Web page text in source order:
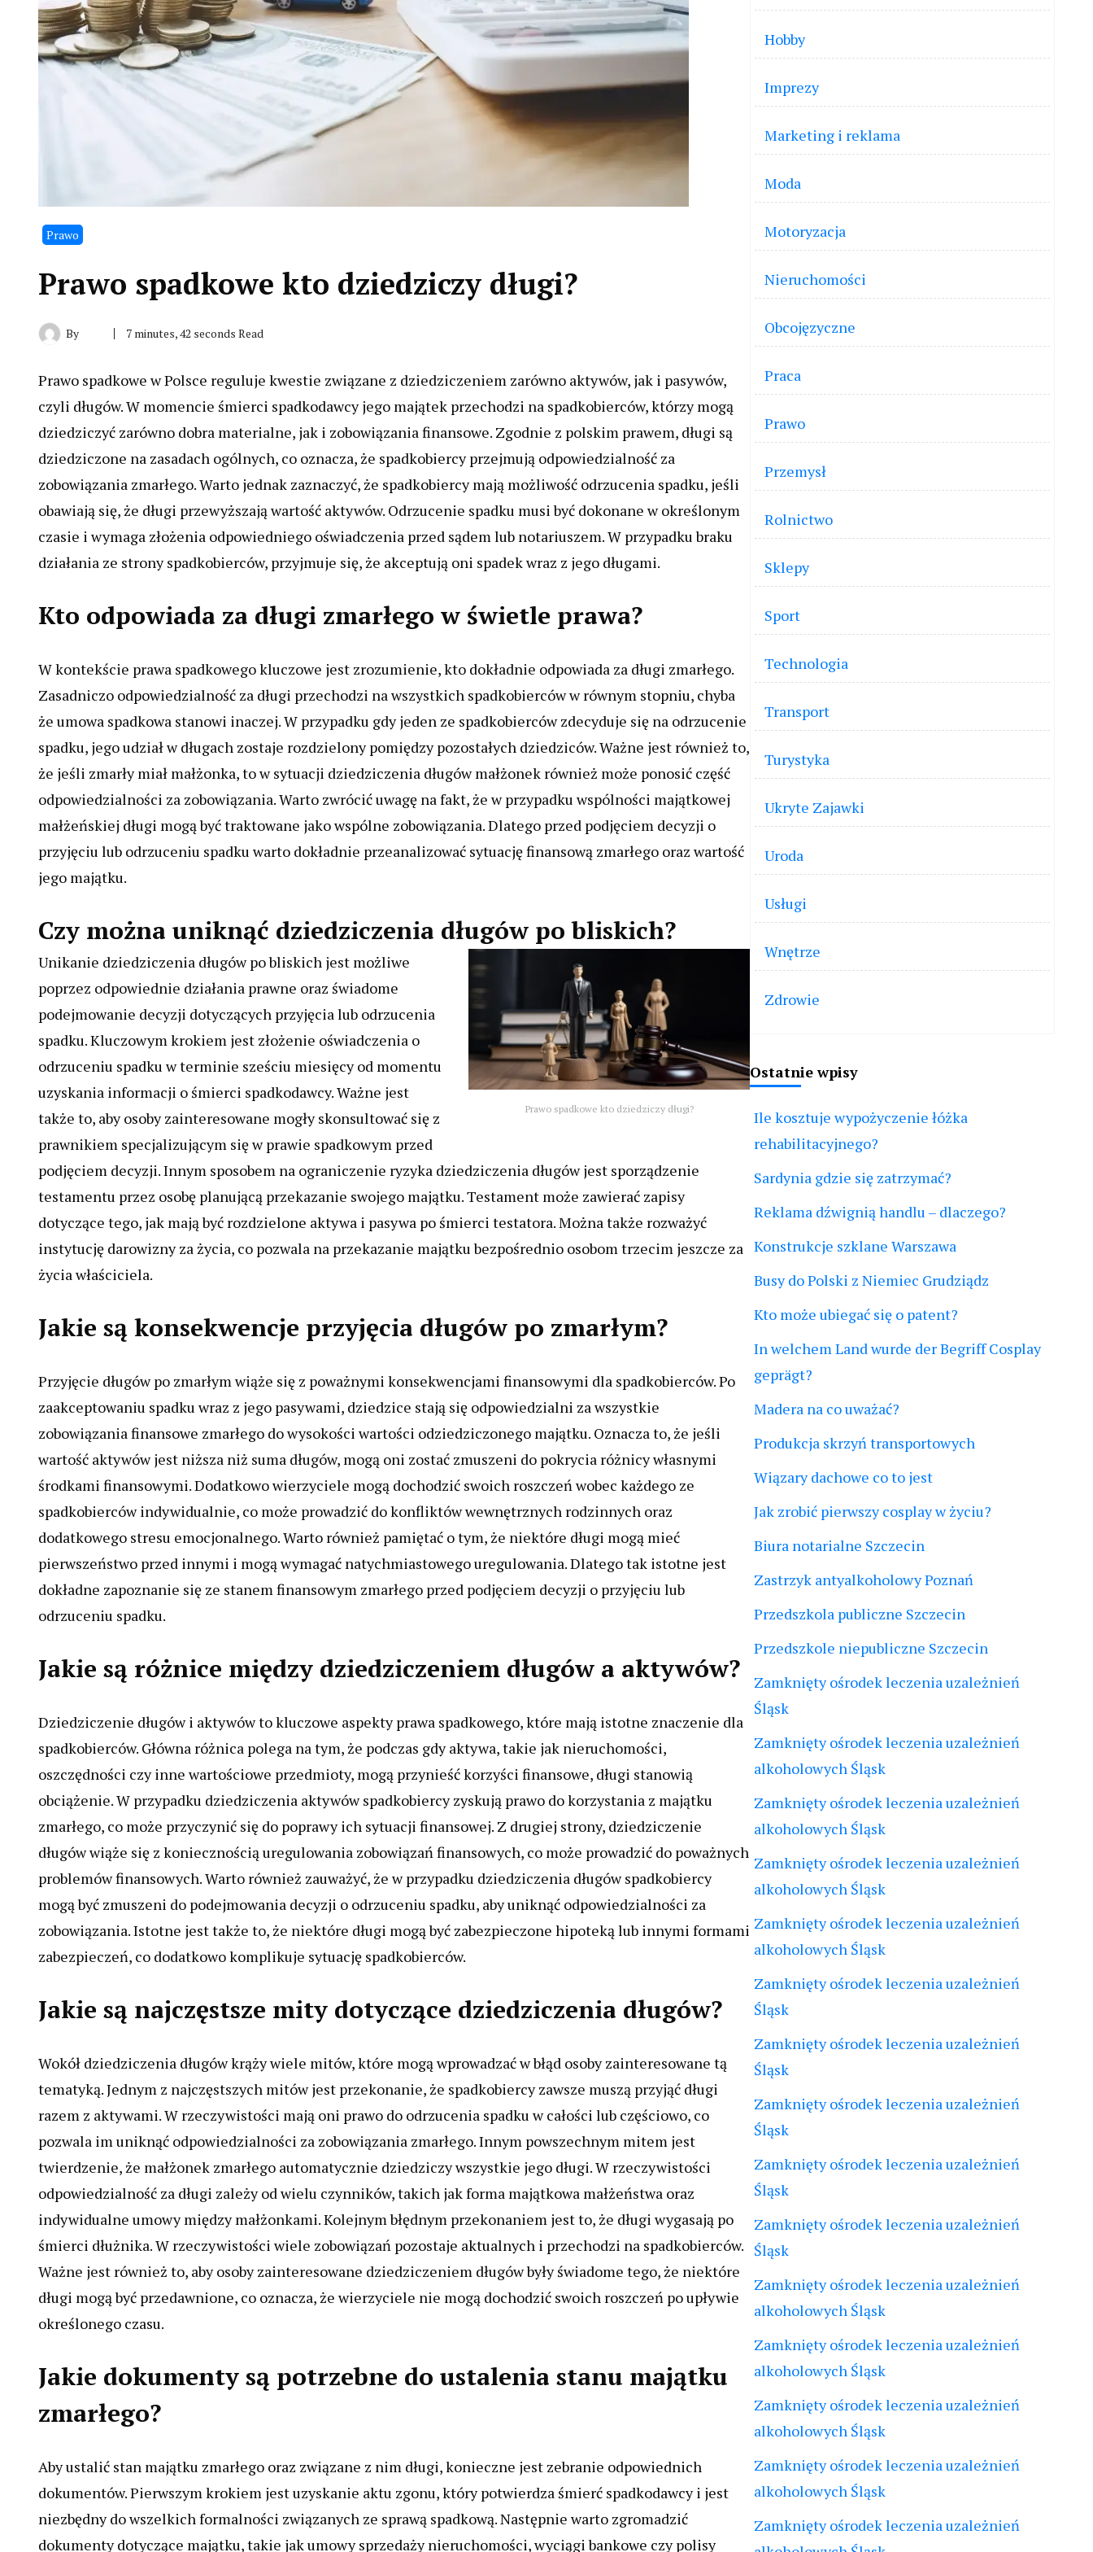
Prawo
Prawo spadkowe kto dziedziczy długi?
By 7 minutes, 42 seconds Read
Prawo spadkowe w Polsce reguluje kwestie związane z dziedziczeniem zarówno aktywów, jak i pasywów,
czyli długów. W momencie śmierci spadkodawcy jego majątek przechodzi na spadkobierców, którzy mogą
dziedziczyć zarówno dobra materialne, jak i zobowiązania finansowe. Zgodnie z polskim prawem, długi są
dziedziczone na zasadach ogólnych, co oznacza, że spadkobiercy przejmują odpowiedzialność za
zobowiązania zmarłego. Warto jednak zaznaczyć, że spadkobiercy mają możliwość odrzucenia spadku, jeśli
obawiają się, że długi przewyższają wartość aktywów. Odrzucenie spadku musi być dokonane w określonym
czasie i wymaga złożenia odpowiedniego oświadczenia przed sądem lub notariuszem. W przypadku braku
działania ze strony spadkobierców, przyjmuje się, że akceptują oni spadek wraz z jego długami.
Kto odpowiada za długi zmarłego w świetle prawa?
W kontekście prawa spadkowego kluczowe jest zrozumienie, kto dokładnie odpowiada za długi zmarłego.
Zasadniczo odpowiedzialność za długi przechodzi na wszystkich spadkobierców w równym stopniu, chyba
że umowa spadkowa stanowi inaczej. W przypadku gdy jeden ze spadkobierców zdecyduje się na odrzucenie
spadku, jego udział w długach zostaje rozdzielony pomiędzy pozostałych dziedziców. Ważne jest również to,
że jeśli zmarły miał małżonka, to w sytuacji dziedziczenia długów małżonek również może ponosić część
odpowiedzialności za zobowiązania. Warto zwrócić uwagę na fakt, że w przypadku wspólności majątkowej
małżeńskiej długi mogą być traktowane jako wspólne zobowiązania. Dlatego przed podjęciem decyzji o
przyjęciu lub odrzuceniu spadku warto dokładnie przeanalizować sytuację finansową zmarłego oraz wartość
jego majątku.
Czy można uniknąć dziedziczenia długów po bliskich?
Prawo spadkowe kto dziedziczy długi?
Unikanie dziedziczenia długów po bliskich jest możliwe
poprzez odpowiednie działania prawne oraz świadome
podejmowanie decyzji dotyczących przyjęcia lub odrzucenia
spadku. Kluczowym krokiem jest złożenie oświadczenia o
odrzuceniu spadku w terminie sześciu miesięcy od momentu
uzyskania informacji o śmierci spadkodawcy. Ważne jest
także to, aby osoby zainteresowane mogły skonsultować się z
prawnikiem specjalizującym się w prawie spadkowym przed
podjęciem decyzji. Innym sposobem na ograniczenie ryzyka dziedziczenia długów jest sporządzenie
testamentu przez osobę planującą przekazanie swojego majątku. Testament może zawierać zapisy
dotyczące tego, jak mają być rozdzielone aktywa i pasywa po śmierci testatora. Można także rozważyć
instytucję darowizny za życia, co pozwala na przekazanie majątku bezpośrednio osobom trzecim jeszcze za
życia właściciela.
Jakie są konsekwencje przyjęcia długów po zmarłym?
Przyjęcie długów po zmarłym wiąże się z poważnymi konsekwencjami finansowymi dla spadkobierców. Po
zaakceptowaniu spadku wraz z jego pasywami, dziedzice stają się odpowiedzialni za wszystkie
zobowiązania finansowe zmarłego do wysokości wartości odziedziczonego majątku. Oznacza to, że jeśli
wartość aktywów jest niższa niż suma długów, mogą oni zostać zmuszeni do pokrycia różnicy własnymi
środkami finansowymi. Dodatkowo wierzyciele mogą dochodzić swoich roszczeń wobec każdego ze
spadkobierców indywidualnie, co może prowadzić do konfliktów wewnętrznych rodzinnych oraz
dodatkowego stresu emocjonalnego. Warto również pamiętać o tym, że niektóre długi mogą mieć
pierwszeństwo przed innymi i mogą wymagać natychmiastowego uregulowania. Dlatego tak istotne jest
dokładne zapoznanie się ze stanem finansowym zmarłego przed podjęciem decyzji o przyjęciu lub
odrzuceniu spadku.
Jakie są różnice między dziedziczeniem długów a aktywów?
Dziedziczenie długów i aktywów to kluczowe aspekty prawa spadkowego, które mają istotne znaczenie dla
spadkobierców. Główna różnica polega na tym, że podczas gdy aktywa, takie jak nieruchomości,
oszczędności czy inne wartościowe przedmioty, mogą przynieść korzyści finansowe, długi stanowią
obciążenie. W przypadku dziedziczenia aktywów spadkobiercy zyskują prawo do korzystania z majątku
zmarłego, co może przyczynić się do poprawy ich sytuacji finansowej. Z drugiej strony, dziedziczenie
długów wiąże się z koniecznością uregulowania zobowiązań finansowych, co może prowadzić do poważnych
problemów finansowych. Warto również zauważyć, że w przypadku dziedziczenia długów spadkobiercy
mogą być zmuszeni do podejmowania decyzji o odrzuceniu spadku, aby uniknąć odpowiedzialności za
zobowiązania. Istotne jest także to, że niektóre długi mogą być zabezpieczone hipoteką lub innymi formami
zabezpieczeń, co dodatkowo komplikuje sytuację spadkobierców.
Jakie są najczęstsze mity dotyczące dziedziczenia długów?
Wokół dziedziczenia długów krąży wiele mitów, które mogą wprowadzać w błąd osoby zainteresowane tą
tematyką. Jednym z najczęstszych mitów jest przekonanie, że spadkobiercy zawsze muszą przyjąć długi
razem z aktywami. W rzeczywistości mają oni prawo do odrzucenia spadku w całości lub częściowo, co
pozwala im uniknąć odpowiedzialności za zobowiązania zmarłego. Innym powszechnym mitem jest
twierdzenie, że małżonek zmarłego automatycznie dziedziczy wszystkie jego długi. W rzeczywistości
odpowiedzialność za długi zależy od wielu czynników, takich jak forma majątkowa małżeństwa oraz
indywidualne umowy między małżonkami. Kolejnym błędnym przekonaniem jest to, że długi wygasają po
śmierci dłużnika. W rzeczywistości wiele zobowiązań pozostaje aktualnych i przechodzi na spadkobierców.
Ważne jest również to, aby osoby zainteresowane dziedziczeniem długów były świadome tego, że niektóre
długi mogą być przedawnione, co oznacza, że wierzyciele nie mogą dochodzić swoich roszczeń po upływie
określonego czasu.
Jakie dokumenty są potrzebne do ustalenia stanu majątku
zmarłego?
Aby ustalić stan majątku zmarłego oraz związane z nim długi, konieczne jest zebranie odpowiednich
dokumentów. Pierwszym krokiem jest uzyskanie aktu zgonu, który potwierdza śmierć spadkodawcy i jest
niezbędny do wszelkich formalności związanych ze sprawą spadkową. Następnie warto zgromadzić
dokumenty dotyczące majątku, takie jak umowy sprzedaży nieruchomości, wyciągi bankowe czy polisy
Hobby
Imprezy
Marketing i reklama
Moda
Motoryzacja
Nieruchomości
Obcojęzyczne
Praca
Prawo
Przemysł
Rolnictwo
Sklepy
Sport
Technologia
Transport
Turystyka
Ukryte Zajawki
Uroda
Usługi
Wnętrze
Zdrowie
Ostatnie wpisy
Ile kosztuje wypożyczenie łóżka
rehabilitacyjnego?
Sardynia gdzie się zatrzymać?
Reklama dźwignią handlu – dlaczego?
Konstrukcje szklane Warszawa
Busy do Polski z Niemiec Grudziądz
Kto może ubiegać się o patent?
In welchem Land wurde der Begriff Cosplay
geprägt?
Madera na co uważać?
Produkcja skrzyń transportowych
Wiązary dachowe co to jest
Jak zrobić pierwszy cosplay w życiu?
Biura notarialne Szczecin
Zastrzyk antyalkoholowy Poznań
Przedszkola publiczne Szczecin
Przedszkole niepubliczne Szczecin
Zamknięty ośrodek leczenia uzależnień
Śląsk
Zamknięty ośrodek leczenia uzależnień
alkoholowych Śląsk
Zamknięty ośrodek leczenia uzależnień
alkoholowych Śląsk
Zamknięty ośrodek leczenia uzależnień
alkoholowych Śląsk
Zamknięty ośrodek leczenia uzależnień
alkoholowych Śląsk
Zamknięty ośrodek leczenia uzależnień
Śląsk
Zamknięty ośrodek leczenia uzależnień
Śląsk
Zamknięty ośrodek leczenia uzależnień
Śląsk
Zamknięty ośrodek leczenia uzależnień
Śląsk
Zamknięty ośrodek leczenia uzależnień
Śląsk
Zamknięty ośrodek leczenia uzależnień
alkoholowych Śląsk
Zamknięty ośrodek leczenia uzależnień
alkoholowych Śląsk
Zamknięty ośrodek leczenia uzależnień
alkoholowych Śląsk
Zamknięty ośrodek leczenia uzależnień
alkoholowych Śląsk
Zamknięty ośrodek leczenia uzależnień